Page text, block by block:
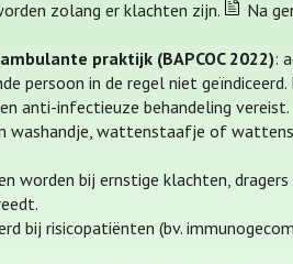
zolang er klachten zijn.
Na
praktijk (BAPCOC 2022):
persoon in de regel niet
anti-infectieuze behandeling vereist.
washandje, wattenstaafje of
worden bij ernstige klachten,
bij risicopatiënten (bv.